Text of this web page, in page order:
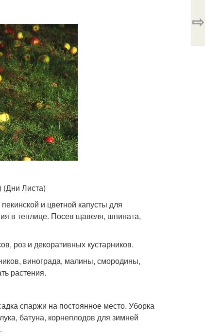
Листа)
и цветной капусты для
в теплице. Посев щавеля, шпината,
роз и декоративных кустарников.
винограда, малины, смородины,
растения.
спаржи на постоянное место. Уборка
батуна, корнеплодов для зимней
⇨